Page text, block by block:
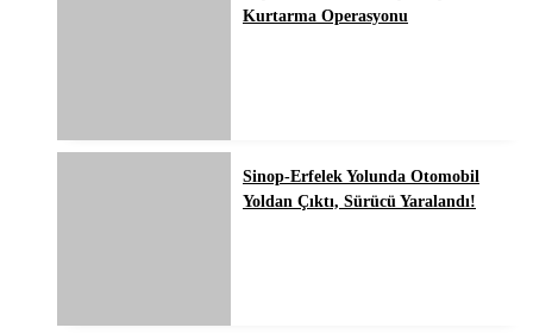
Kurtarma Operasyonu
Sinop-Erfelek Yolunda Otomobil
Yoldan Çıktı, Sürücü Yaralandı!